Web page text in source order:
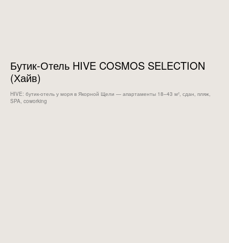
Бутик-Отель HIVE COSMOS SELECTION
(Хайв)
HIVE: бутик-отель у моря в Якорной Щели — апартаменты 18–43 м², сдан, пляж,
SPA, coworking